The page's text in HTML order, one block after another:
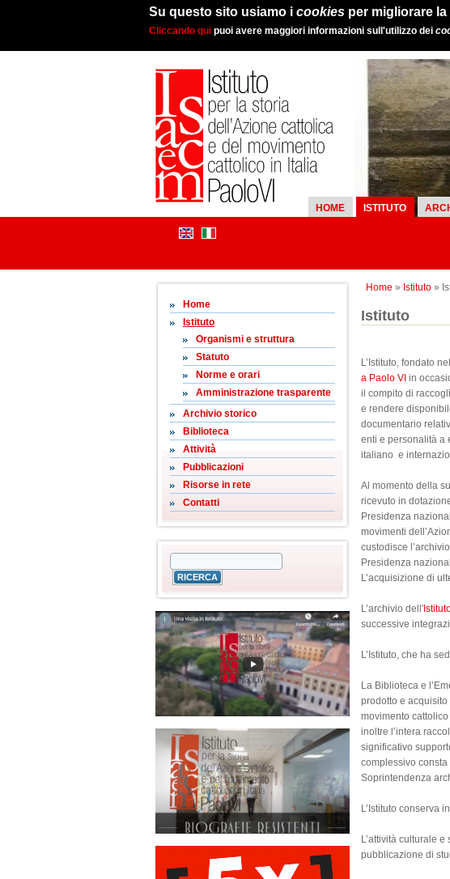
Su questo sito usiamo i cookies per migliorare
Cliccando qui puoi avere maggiori informazioni sull'utilizzo dei
HOME ISTITUTO
Home » Istituto»
Home
Istituto
Organismi e struttura
Statuto
Norme e orari
Amministrazione trasparente
Archivio storico
Biblioteca
Attività
Pubblicazioni
Risorse in rete
Contatti
Istituto
L’Istituto, fondato
a Paolo VI in
il compito di
e rendere
documentario
enti e personalità a
italiano e
Al momento della
ricevuto in
Presidenza
movimenti
custodisce
Presidenza
L’acquisizione di
L’archivio dell'
successive
L’Istituto, che ha
La Biblioteca e
prodotto e
movimento
inoltre l’intera
significativo
complessivo
Soprintendenza
L’Istituto conserva
L’attività culturale
pubblicazione di